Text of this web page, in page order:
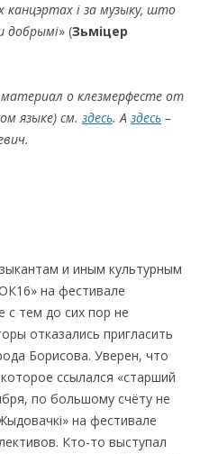
і за музыку, што
добрымі» (Зьміцер
о клезмерфесте от
языке) см. здесь. А здесь –
и иным культурным
на фестивале
с тем до сих пор не
отказались пригласить
Борисова. Уверен, что
ссылался «старший
по большому счёту не
на фестивале
Кто-то выступал